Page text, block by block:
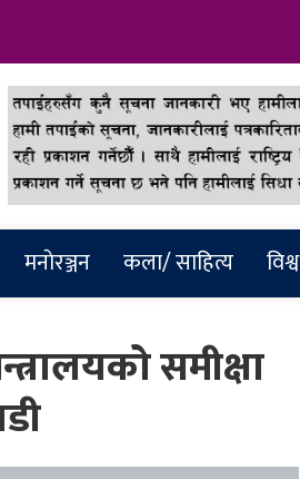
मनाेरञ्जन कला/ साहित्य विश्व
समीक्षा